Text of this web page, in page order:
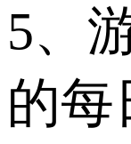
5、
的每